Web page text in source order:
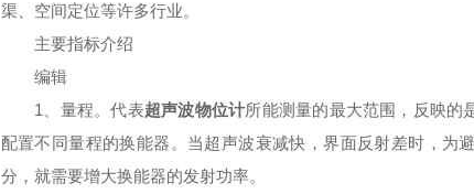
渠、空间定位等许多行业。
主要指标介绍
编辑
1、量程。代表超声波物位计所能测量的最大范围，反映的
配置不同量程的换能器。当超声波衰减快，界面反射差时，为
分，就需要增大换能器的发射功率。